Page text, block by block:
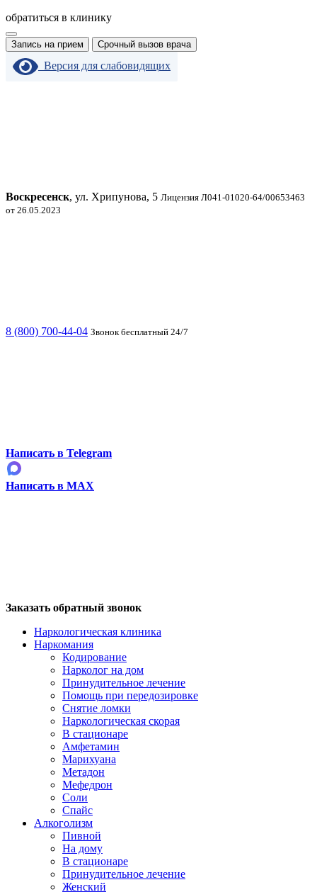
обратиться в клинику
Запись на прием Срочный вызов врача
Версия для слабовидящих
Воскресенск, ул. Хрипунова, 5 Лицензия Л041-01020-64/00653463
от 26.05.2023
8 (800) 700-44-04 Звонок бесплатный 24/7
Написать в Telegram
Написать в MAX
Заказать обратный звонок
Наркологическая клиника
Наркомания
Кодирование
Нарколог на дом
Принудительное лечение
Помощь при передозировке
Снятие ломки
Наркологическая скорая
В стационаре
Амфетамин
Марихуана
Метадон
Мефедрон
Соли
Спайс
Алкоголизм
Пивной
На дому
В стационаре
Принудительное лечение
Женский